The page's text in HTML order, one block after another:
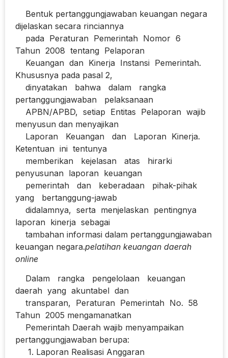
Bentuk pertanggungjawaban keuangan negara
dijelaskan secara rinciannya
pada Peraturan Pemerintah Nomor 6
Tahun 2008 tentang Pelaporan
Keuangan dan Kinerja Instansi Pemerintah.
Khususnya pada pasal 2,
dinyatakan bahwa dalam rangka
pertanggungjawaban pelaksanaan
APBN/APBD, setiap Entitas Pelaporan wajib
menyusun dan menyajikan
Laporan Keuangan dan Laporan Kinerja.
Ketentuan ini tentunya
memberikan kejelasan atas hirarki
penyusunan laporan keuangan
pemerintah dan keberadaan pihak-pihak
yang bertanggung-jawab
didalamnya, serta menjelaskan pentingnya
laporan kinerja sebagai
tambahan informasi dalam pertanggungjawaban
keuangan negara.pelatihan keuangan daerah
online
Dalam rangka pengelolaan keuangan
daerah yang akuntabel dan
transparan, Peraturan Pemerintah No. 58
Tahun 2005 mengamanatkan
Pemerintah Daerah wajib menyampaikan
pertanggungjawaban berupa:
1. Laporan Realisasi Anggaran